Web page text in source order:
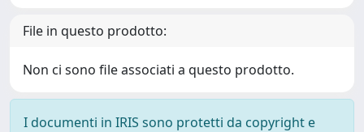
File in questo prodotto:
Non ci sono file associati a questo prodotto.
I documenti in IRIS sono protetti da copyright e